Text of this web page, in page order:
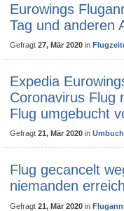
Eurowings
Tag und anderen
Gefragt 27, Mär 2020 in
Expedia
Coronavirus Flug
Flug umgebucht
Gefragt 21, Mär 2020 in
Flug gecancelt
niemanden
Gefragt 21, Mär 2020 in